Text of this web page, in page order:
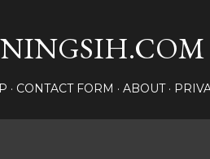
CONTACT FORM ABOUT